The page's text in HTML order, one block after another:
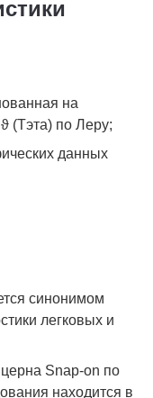
на
(Тэта) по Леру;
данных
синонимом
легковых и
Snap-on по
находится в